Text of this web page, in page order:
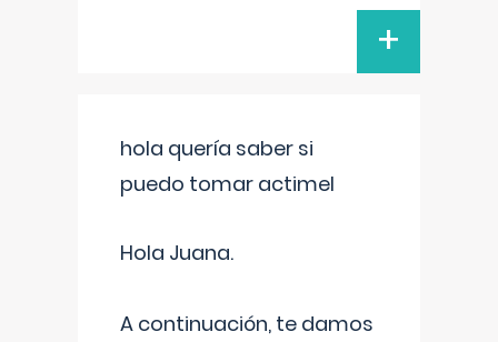
+
hola quería saber si
puedo tomar actimel
Hola Juana.
A continuación, te damos